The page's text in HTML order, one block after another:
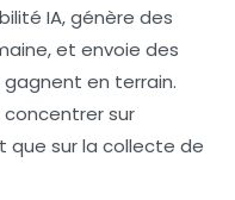
IA, génère des
et envoie des
en terrain.
sur
que sur la collecte de